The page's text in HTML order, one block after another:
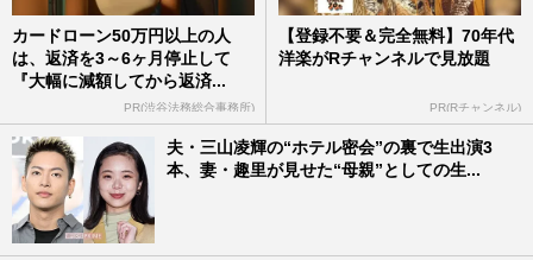
カードローン50万円以上の人
は、返済を3～6ヶ月停止して
『大幅に減額してから返済...
PR(渋谷法務総合事務所)
【登録不要＆完全無料】70年代
洋楽がRチャンネルで見放題
PR(Rチャンネル)
夫・三山凌輝の“ホテル密会”の裏で生出演3
本、妻・趣里が見せた“母親”としての生...